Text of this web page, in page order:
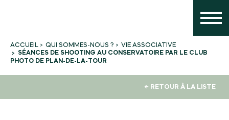
ACCUEIL QUI SOMMES-NOUS ?
VIE ASSOCIATIVE
SÉANCES DE SHOOTING AU CONSERVATOIRE PAR LE CLUB
PHOTO DE PLAN-DE-LA-TOUR
← RETOUR À LA LISTE